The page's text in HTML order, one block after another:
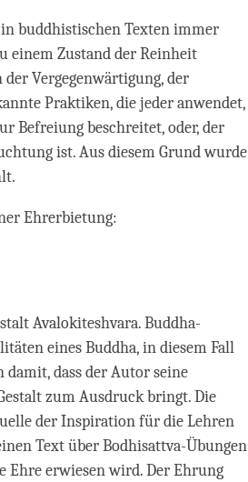
buddhistischen Texten immer
einem Zustand der Reinheit
Vergegenwärtigung, der
Praktiken, die jeder anwendet,
Befreiung beschreitet, oder, der
ist. Aus diesem Grund wurde
Ehrerbietung:
Avalokiteshvara. Buddha-
eines Buddha, in diesem Fall
damit, dass der Autor seine
zum Ausdruck bringt. Die
der Inspiration für die Lehren
Text über Bodhisattva-Übungen
Ehre erwiesen wird. Der Ehrung